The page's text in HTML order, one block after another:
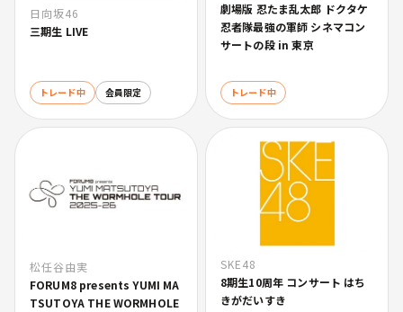
日向坂46
三期生 LIVE
トレード中 会員限定
コンサートの段 in 東京
劇場版 忍たま乱太郎 ドクタケ
忍者隊最強の軍師 シネマコン
サートの段 in 東京
トレード中
松任谷由実
FORUM8 presents YUMI MA
TSUTOYA THE WORMHOLE
SKE48
8期生10周年 コンサート はち
きがだいすき